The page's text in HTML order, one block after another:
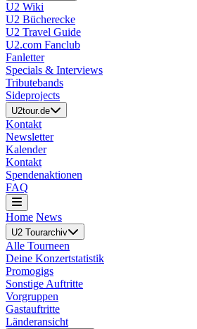
U2 Wiki
U2 Bücherecke
U2 Travel Guide
U2.com Fanclub
Fanletter
Specials & Interviews
Tributebands
Sideprojects
U2tour.de
Kontakt
Newsletter
Kalender
Kontakt
Spendenaktionen
FAQ
Home News
U2 Tourarchiv
Alle Tourneen
Deine Konzertstatistik
Promogigs
Sonstige Auftritte
Vorgruppen
Gastauftritte
Länderansicht